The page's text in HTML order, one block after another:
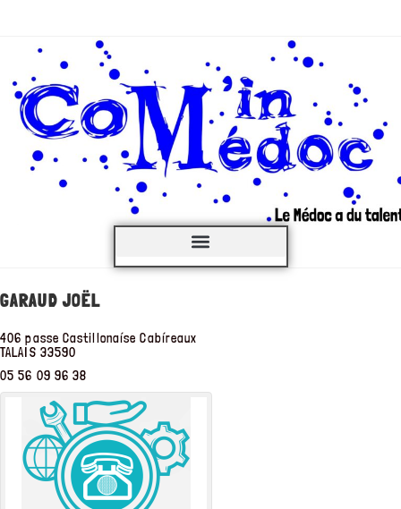
GARAUD JOËL
406 passe Castillonaíse Cabíreaux
TALAIS 33590
05 56 09 96 38